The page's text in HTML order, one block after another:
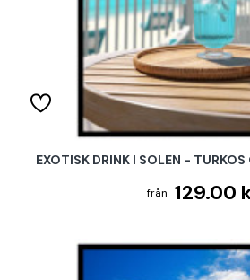
EXOTISK DRINK I SOLEN -
129.00